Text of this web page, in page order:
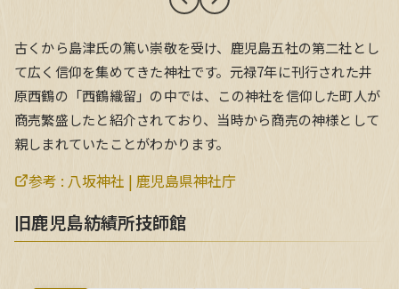
古くから島津氏の篤い崇敬を受け、鹿児島五社の第二社とし
て広く信仰を集めてきた神社です。元禄7年に刊行された井
原西鶴の「西鶴織留」の中では、この神社を信仰した町人が
商売繁盛したと紹介されており、当時から商売の神様として
親しまれていたことがわかります。
参考 : 八坂神社 | 鹿児島県神社庁
旧鹿児島紡績所技師館